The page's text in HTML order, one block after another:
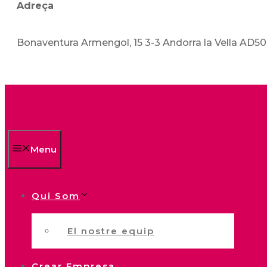
Adreça
Bonaventura Armengol, 15 3-3 Andorra la Vella
Menu
Qui Som
El nostre equip